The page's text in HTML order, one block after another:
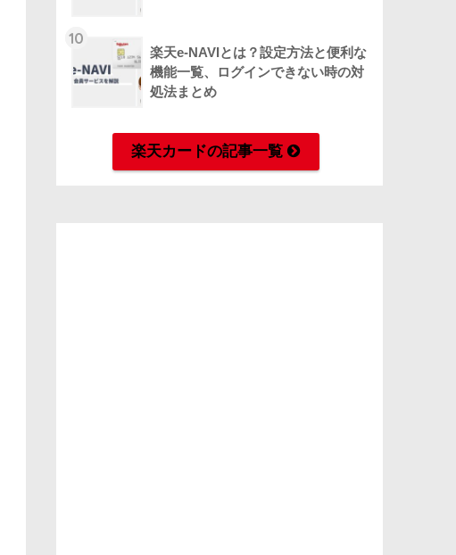
10
楽天e-NAVIとは？設定方法と便利な
機能一覧、ログインできない時の対
処法まとめ
楽天カードの記事一覧